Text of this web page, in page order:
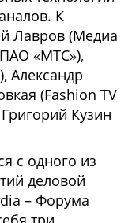
К
Лавров (Медиа
«МТС»),
Александр
(Fashion TV
Кузин
с одного из
деловой
– Форума